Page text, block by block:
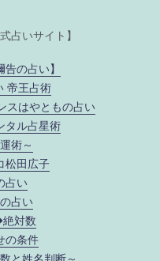
占いサイト】
の占い】
帝王占術
スはやともの占い
ル占星術
術～
松田広子
占い
占い
対数
の条件
と姓名判断～